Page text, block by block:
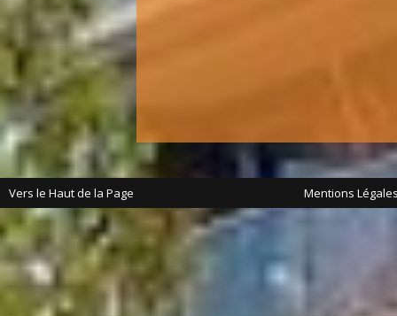
Vers le Haut de la Page Mentions